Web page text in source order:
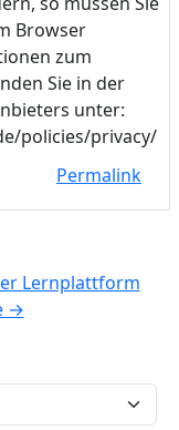
Browser
zum
Sie in der
unter:
policies/privacy/
Permalink
Lernplattform
→